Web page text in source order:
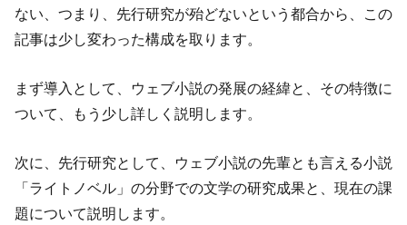
ない、つまり、先行研究が殆どないという都合から、この
記事は少し変わった構成を取ります。
まず導入として、ウェブ小説の発展の経緯と、その特徴に
ついて、もう少し詳しく説明します。
次に、先行研究として、ウェブ小説の先輩とも言える小説
「ライトノベル」の分野での文学の研究成果と、現在の課
題について説明します。